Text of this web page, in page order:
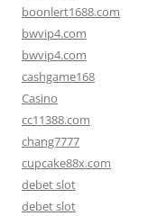
boonlert1688.com
bwvip4.com
bwvip4.com
cashgame168
Casino
cc11388.com
chang7777
cupcake88x.com
debet slot
debet slot